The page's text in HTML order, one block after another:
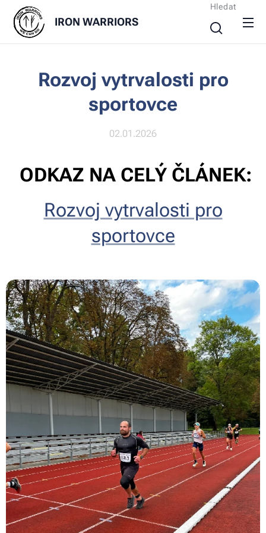
IRON WARRIORS
Hledat
Rozvoj vytrvalosti pro
sportovce
02.01.2026
ODKAZ NA CELÝ ČLÁNEK:
Rozvoj vytrvalosti pro
sportovce